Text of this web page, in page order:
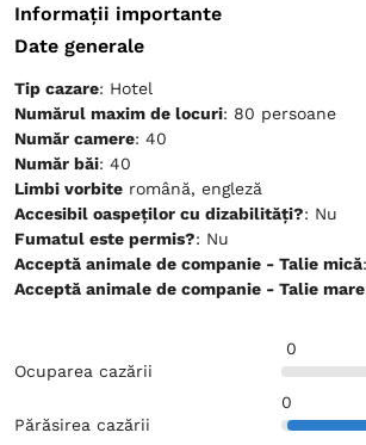
Informații importante
Date generale
Tip cazare: Hotel
Numărul maxim de locuri: 80 persoane
Număr camere: 40
Număr băi: 40
Limbi vorbite română, engleză
Accesibil oaspeților cu dizabilități?
: Nu
Fumatul este permis?
: Nu
Acceptă animale de companie - Talie mică
Acceptă animale de companie - Talie mare
Ocuparea cazării
0
Părăsirea cazării
0